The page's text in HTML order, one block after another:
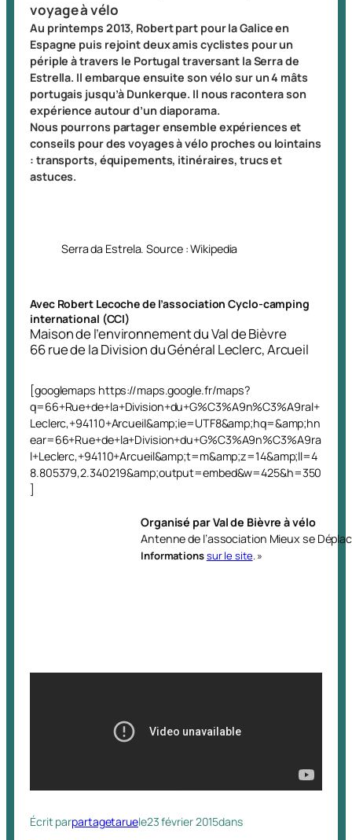
voyage à vélo
Au printemps 2013, Robert part pour la Galice en
Espagne puis rejoint deux amis cyclistes pour un
périple à travers le Portugal traversant la Serra de
Estrella. Il embarque ensuite son vélo sur un 4 mâts
portugais jusqu’à Dunkerque. Il nous racontera son
expérience autour d’un diaporama.
Nous pourrons partager ensemble expériences et
conseils pour des voyages à vélo proches ou lointains
: transports, équipements, itinéraires, trucs et
astuces.
Serra da Estrela. Source : Wikipedia
Avec Robert Lecoche de l’association Cyclo-camping
international (CCI)
Maison de l’environnement du Val de Bièvre
66 rue de la Division du Général Leclerc, Arcueil
[googlemaps https://maps.google.fr/maps?
q=66+Rue+de+la+Division+du+G%C3%A9n%C3%A9ral+
Leclerc,+94110+Arcueil&amp;ie=UTF8&amp;hq=&amp;hn
ear=66+Rue+de+la+Division+du+G%C3%A9n%C3%A9ra
l+Leclerc,+94110+Arcueil&amp;t=m&amp;z=14&amp;ll=4
8.805379,2.340219&amp;output=embed&w=425&h=350
]
Organisé par Val de Bièvre à vélo
Antenne de l’association Mieux se
Informationssur le site. »
Écrit parpartagetaruele23 février 2015dans